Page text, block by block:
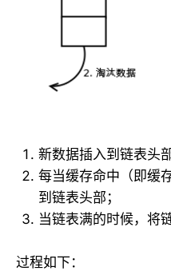
新数据插入到链表头部
每当缓存命中（即缓
到链表头部；
当链表满的时候，将
过程如下：